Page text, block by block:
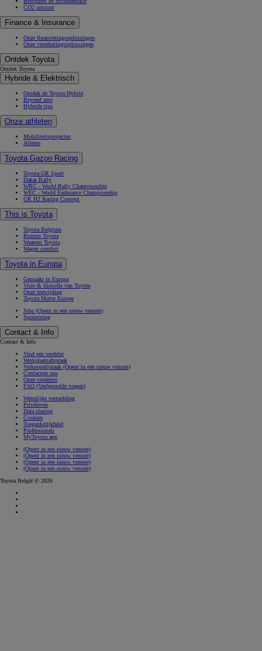
CO2 uitstoot
Finance & Insurance
Onze financieringsoplossingen
Onze verzekeringsoplossingen
Ontdek Toyota
Ontdek Toyota
Hybride & Elektrisch
Ontdek de Toyota Hybrid
Beyond zero
Hybride tips
Onze athleten
Mobiliteitsprojecten
Atleten
Toyota Gazoo Racing
Toyota GR Sport
Dakar Rally
WRC - World Rally Championship
WEC - World Endurance Championship
GR H2 Racing Concept
This is Toyota
Toyota Belgium
Ruimte Toyota
Waarom Toyota
Wagen comfort
Toyota in Europa
Gemaakt in Europa
Visie & filosofie van Toyota
Onze toewijding
Toyota Motor Europe
Jobs (Opent in een nieuw venster)
Sponsoring
Contact & Info
Contact & Info
Vind een verdeler
Werkplaatsafspraak
Verkoopafspraak (Opent in een nieuw venster)
Contacteer ons
Onze verdelers
FAQ (Veelgestelde vragen)
Wettelijke vermelding
Privéleven
Data sharing
Cookies
Toegankelijkheid
Professionals
MyToyota app
(Opent in een nieuw venster)
(Opent in een nieuw venster)
(Opent in een nieuw venster)
(Opent in een nieuw venster)
Toyota België © 2026